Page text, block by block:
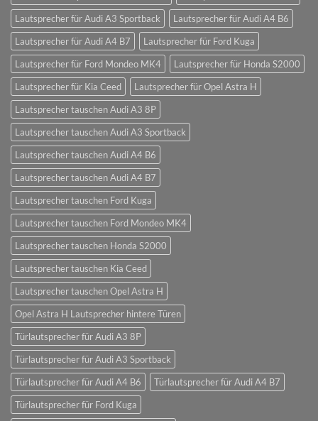
Lautsprecher für Audi A3 Sportback
Lautsprecher für Audi A4 B6
Lautsprecher für Audi A4 B7
Lautsprecher für Ford Kuga
Lautsprecher für Ford Mondeo MK4
Lautsprecher für Honda S2000
Lautsprecher für Kia Ceed
Lautsprecher für Opel Astra H
Lautsprecher tauschen Audi A3 8P
Lautsprecher tauschen Audi A3 Sportback
Lautsprecher tauschen Audi A4 B6
Lautsprecher tauschen Audi A4 B7
Lautsprecher tauschen Ford Kuga
Lautsprecher tauschen Ford Mondeo MK4
Lautsprecher tauschen Honda S2000
Lautsprecher tauschen Kia Ceed
Lautsprecher tauschen Opel Astra H
Opel Astra H Lautsprecher hintere Türen
Türlautsprecher für Audi A3 8P
Türlautsprecher für Audi A3 Sportback
Türlautsprecher für Audi A4 B6
Türlautsprecher für Audi A4 B7
Türlautsprecher für Ford Kuga